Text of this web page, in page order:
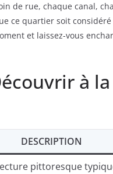
de rue, chaque canal,
ce quartier soit considéré
et laissez-vous
à
DESCRIPTION
pittoresque